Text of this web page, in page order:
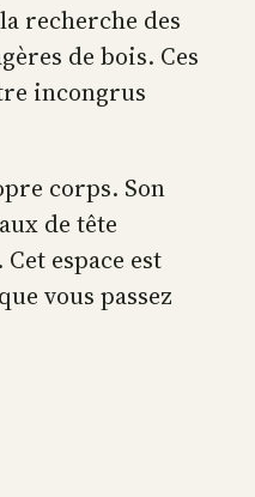
recherche des
de bois. Ces
incongrus
corps. Son
de tête
espace est
vous passez